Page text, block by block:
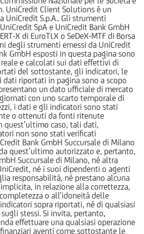
UniCredit Client Solutions è un
UniCredit S.p.A.. Gli strumenti
SpA e UniCredit Bank GmbH
X di EuroTLX o SeDeX-MTF di Borsa
degli strumenti emessi da UniCredit
GmbH esposti in questa pagina sono
e calcolati sui dati effettivi di
del sottostante, gli indicatori, le
riportati in pagina sono a scopo
un dato ufficiale di mercato
con uno scarto temporale di
i dati e gli indicatori sono stati
o ottenuti da fonti ritenute
caso, tali dati,
non sono stati verificati
Bank GmbH Succursale di Milano
quest’ultimo autorizzato e, pertanto,
Succursale di Milano, né altra
né i suoi dipendenti o agenti
responsabilità, né prestano alcuna
in relazione alla correttezza,
o all’idoneità delle
sopra riportati, né di qualsiasi
stessi. Si invita, pertanto,
effettuare una qualsiasi operazione
aventi come sottostante le